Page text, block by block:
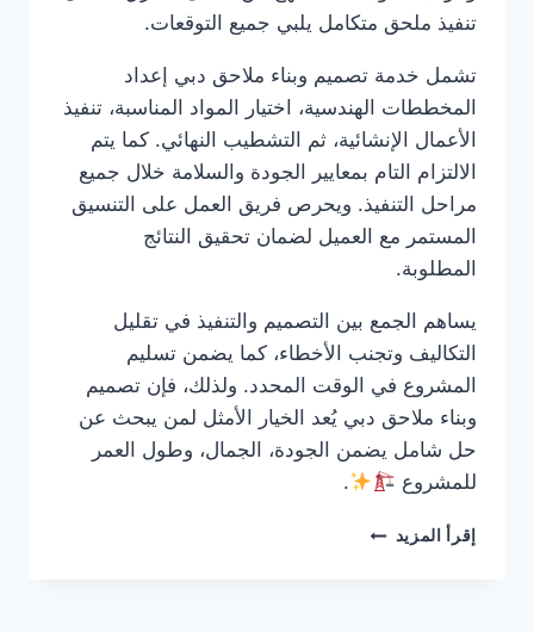
تنفيذ ملحق متكامل يلبي جميع التوقعات.
تشمل خدمة تصميم وبناء ملاحق دبي إعداد
المخططات الهندسية، اختيار المواد المناسبة، تنفيذ
الأعمال الإنشائية، ثم التشطيب النهائي. كما يتم
الالتزام التام بمعايير الجودة والسلامة خلال جميع
مراحل التنفيذ. ويحرص فريق العمل على التنسيق
المستمر مع العميل لضمان تحقيق النتائج
المطلوبة.
يساهم الجمع بين التصميم والتنفيذ في تقليل
التكاليف وتجنب الأخطاء، كما يضمن تسليم
المشروع في الوقت المحدد. ولذلك، فإن تصميم
وبناء ملاحق دبي يُعد الخيار الأمثل لمن يبحث عن
حل شامل يضمن الجودة، الجمال، وطول العمر
للمشروع
.
إقرأ المزيد شركة